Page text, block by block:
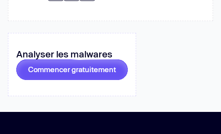
Analyser les malwares
Commencer gratuitement